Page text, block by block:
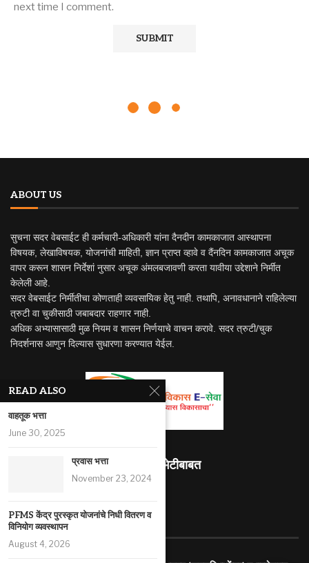
next time I comment.
ABOUT US
सुचना सदर वेबसाईट ही कर्मचारी-अधिकारी यांना दैनदीन कामकाजात आस्थापना
विषयक, लेखाविषयक, योजनांची माहिती, ज्ञान प्राप्त व्हावे व दैंनदिन कामकाजात अचूक
वापर करून शासन निर्देशां नुसार अचूक अंमलबजावणी करता यावीया उद्देशाने निर्मीत
केलेली आहे.
सदर वेबसाईट निर्मीतीचा कोणताही व्यवसायिक हेतु नाही. तथापि, अनावधानाने राहिलेल्या
त्रुटी वा चुकीसाठी जबाबदार राहणार नाही.
अधिक अभ्यासासाठी मुळ नियम व शासन निर्णयाचे वाचन करावे. सदर त्रुटी/चुक
निदर्शनास आणुन दिल्यास सुधारणा करण्यात येईल.
माहितीस्थळ भेटीबाबत
RECENT ARTICLES
READ ALSO
वाहतूक भत्ता
June 30, 2025
प्रवास भत्ता
November 23, 2024
PFMS केंद्र पुरस्कृत योजनांचे निधी वितरण व
विनियोग व्यवस्थापन
August 4, 2026